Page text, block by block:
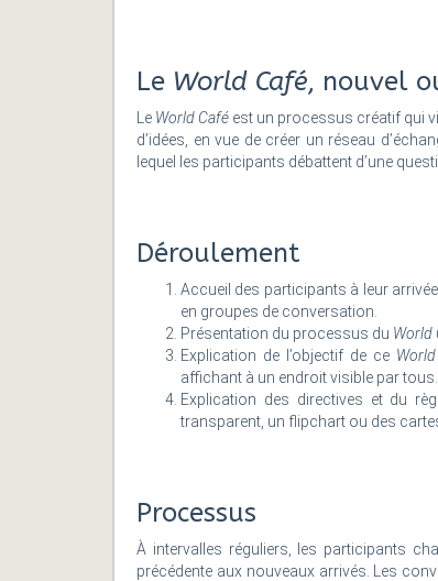
Le World Café, nouvel
Le World Café est un processus créatif qui
d’idées, en vue de créer un réseau
lequel les participants débattent d’une
Déroulement
Accueil des participants à leur
en groupes de conversation.
Présentation du processus du World
Explication de l’objectif de ce
affichant à un endroit visible par tous.
Explication des directives et du
transparent, un flipchart ou des
Processus
À intervalles réguliers, les participants
précédente aux nouveaux arrivés. Les